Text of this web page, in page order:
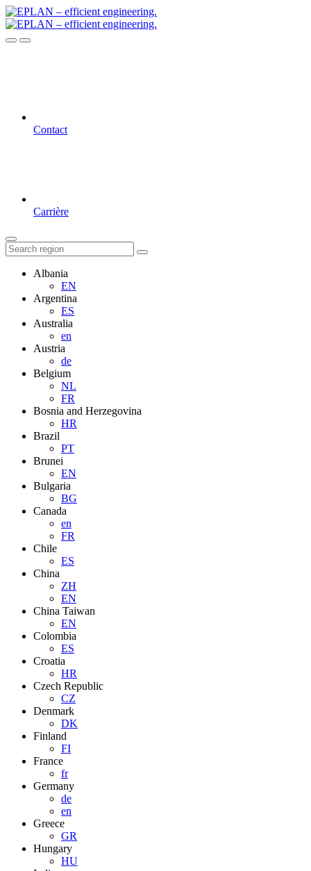
Contact
Carrière
Albania
EN
Argentina
ES
Australia
en
Austria
de
Belgium
NL
FR
Bosnia and Herzegovina
HR
Brazil
PT
Brunei
EN
Bulgaria
BG
Canada
en
FR
Chile
ES
China
ZH
EN
China Taiwan
EN
Colombia
ES
Croatia
HR
Czech Republic
CZ
Denmark
DK
Finland
FI
France
fr
Germany
de
en
Greece
GR
Hungary
HU